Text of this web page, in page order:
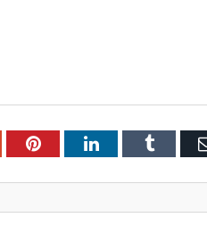
PinterestLinkedInTumblr